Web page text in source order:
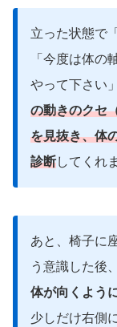
立った状態で
「今度は体の
やって下さい
の動きのクセ
を見抜き、体
診断してくれ
あと、椅子に
う意識した後
体が向くよう
少しだけ右側